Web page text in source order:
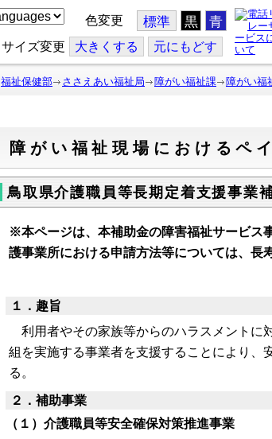
色変更 標準 黒 青
サイズ変更 大きくする 元にもどす
福祉保健部 ささえあい福祉局 障がい福祉課 障がい福
障がい福祉現場におけるペ
鳥取県介護職員等長期定着支援事業
※本ページは、本補助金の障害福祉サービス
護事業所における申請方法等については、長
１．趣旨
利用者やその家族等からのハラスメントに
組を実施する事業者を支援することにより、
る。
２．補助事業
（１）介護職員等安全確保対策推進事業